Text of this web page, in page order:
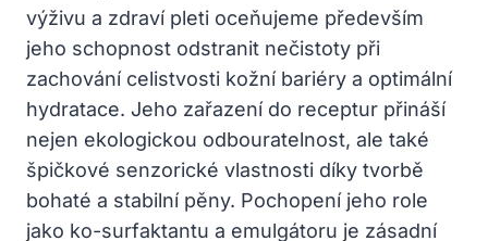
výživu a zdraví pleti oceňujeme především
jeho schopnost odstranit nečistoty při
zachování celistvosti kožní bariéry a optimální
hydratace. Jeho zařazení do receptur přináší
nejen ekologickou odbouratelnost, ale také
špičkové senzorické vlastnosti díky tvorbě
bohaté a stabilní pěny. Pochopení jeho role
jako ko-surfaktantu a emulgátoru je zásadní